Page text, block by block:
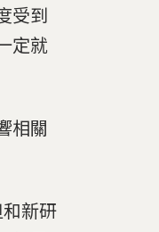
受到
定就
相關
新研